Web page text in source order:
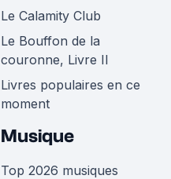
Le Calamity Club
Le Bouffon de la
couronne, Livre II
Livres populaires en ce
moment
Musique
Top 2026 musiques